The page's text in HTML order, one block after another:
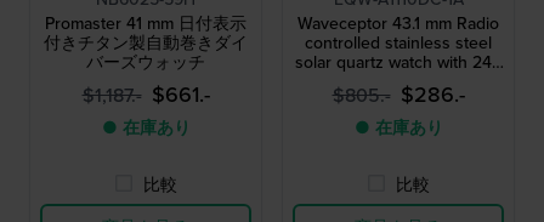
Promaster 41 mm 日付表示
付きチタン製自動巻きダイ
バーズウォッチ
$1,187.- $661.-
● 在庫あり
比較
Waveceptor 43.1 mm Radio
controlled stainless steel
solar quartz watch with 24h
indicator
$805.- $286.-
● 在庫あり
比較